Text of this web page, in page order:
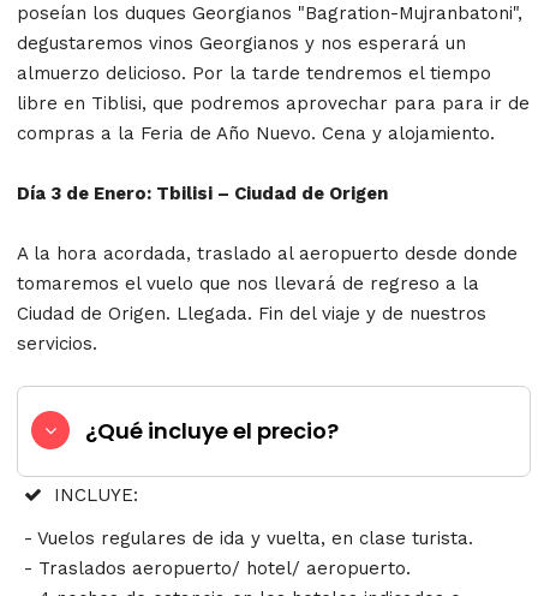
poseían los duques Georgianos "Bagration-Mujranbatoni",
degustaremos vinos Georgianos y nos esperará un
almuerzo delicioso. Por la tarde tendremos el tiempo
libre en Tiblisi, que podremos aprovechar para para ir de
compras a la Feria de Año Nuevo. Cena y alojamiento.
Día 3 de Enero: Tbilisi – Ciudad de Origen
A la hora acordada, traslado al aeropuerto desde donde
tomaremos el vuelo que nos llevará de regreso a la
Ciudad de Origen. Llegada. Fin del viaje y de nuestros
servicios.
¿Qué incluye el precio?
INCLUYE:
- Vuelos regulares de ida y vuelta, en clase turista.
- Traslados aeropuerto/ hotel/ aeropuerto.